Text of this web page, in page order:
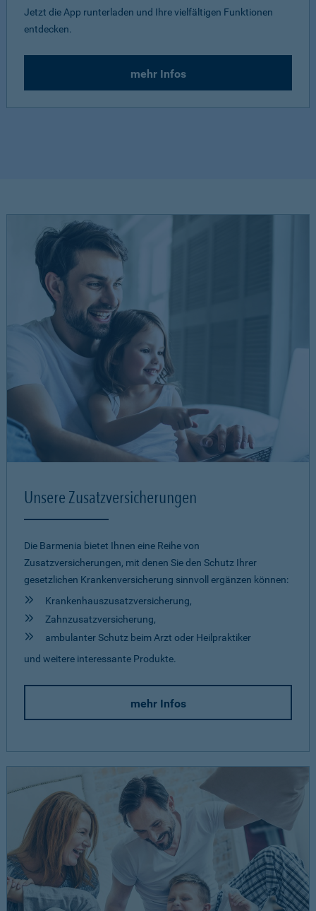
Jetzt die App runterladen und Ihre vielfältigen Funktionen
entdecken.
mehr Infos
Unsere Zusatzversicherungen
Die Barmenia bietet Ihnen eine Reihe von
Zusatzversicherungen, mit denen Sie den Schutz Ihrer
gesetzlichen Krankenversicherung sinnvoll ergänzen können:
Krankenhauszusatzversicherung,
Zahnzusatzversicherung,
ambulanter Schutz beim Arzt oder Heilpraktiker
und weitere interessante Produkte.
mehr Infos